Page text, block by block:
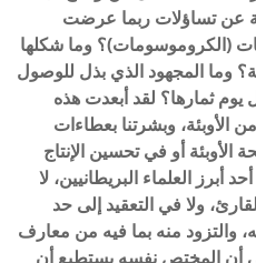
عن تساؤلات ربما عرضت
(الكروموسومات)؟ وما شكلها
وما المجهود الذي بذل للوصول
يوم ثمارها؟ لقد أبعدت هذه
الأوبئة، وبشرتنا بعطاءات
الأوبئة أو في تحسين الإنتاج
العلماء البريطانيين، لا
ولا في التعقيد إلى حد
والتزود منه بما فيه من معارف
أن المختص نفسه يستطيع أن